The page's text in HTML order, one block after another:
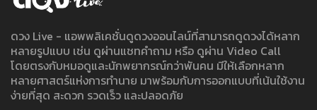
ดวง Live - แอพพลิเคชั่นดูดวงออนไลน์ที่สามารถดูดวงได้หลาก
หลายรูปแบบ เช่น ดูผ่านแชทคำถาม หรือ ดูผ่าน Video Call
โดยตรงกับหมอดูและนักพยากรณ์กว่าพันคน มีให้เลือกหลาก
หลายศาสตร์แห่งการทำนาย มาพร้อมกับการออกแบบที่เน้นใช้งาน
ง่ายที่สุด สะดวก รวดเร็ว และปลอดภัย